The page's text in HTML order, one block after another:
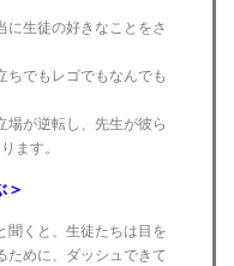
に生徒の好きなことをさ
ちでもレゴでもなんでも
場が逆転し、先生が彼ら
ます。
＞
聞くと、生徒たちは目を
ために、ダッシュできて